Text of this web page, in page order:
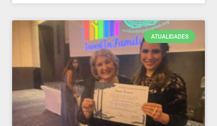
ATUALIDADES